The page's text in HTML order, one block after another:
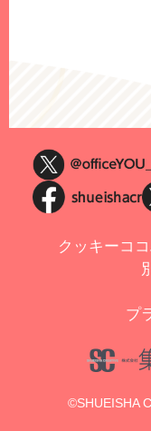
クッキーコ
プ
©SHUEISHA